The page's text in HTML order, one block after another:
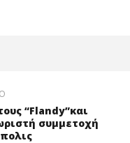
“Flandy”και
συμμετοχή